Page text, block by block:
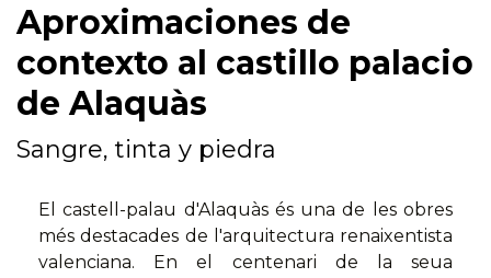
Aproximaciones de
contexto al castillo palacio
de Alaquàs
Sangre, tinta y piedra
El castell-palau d'Alaquàs és una de les obres
més destacades de l'arquitectura renaixentista
valenciana. En el centenari de la seua